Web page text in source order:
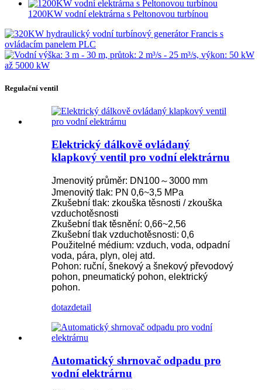
1200KW vodní elektrárna s Peltonovou turbínou
Regulační ventil
Elektrický dálkově ovládaný
klapkový ventil pro vodní elektrárnu
Jmenovitý průměr: DN100～3000 mm
Jmenovitý tlak: PN 0,6~3,5 MPa
Zkušební tlak: zkouška těsnosti / zkouška
vzduchotěsnosti
Zkušební tlak těsnění: 0,66~2,56
Zkušební tlak vzduchotěsnosti: 0,6
Použitelné médium: vzduch, voda, odpadní
voda, pára, plyn, olej atd.
Pohon: ruční, šnekový a šnekový převodový
pohon, pneumatický pohon, elektrický
pohon.
dotazdetail
Automatický shrnovač odpadu pro
vodní elektrárnu